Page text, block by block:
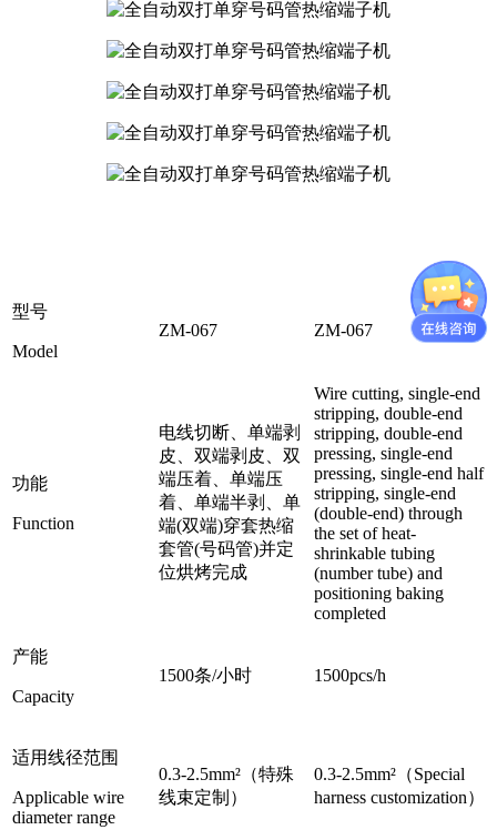
型号
Model
ZM-067 ZM-067
功能
Function
电线切断、单端剥
皮、双端剥皮、双
端压着、单端压
着、单端半剥、单
端(双端)穿套热缩
套管(号码管)并定
位烘烤完成
Wire cutting, single-end
stripping, double-end
stripping, double-end
pressing, single-end
pressing, single-end half
stripping, single-end
(double-end) through
the set of heat-
shrinkable tubing
(number tube) and
positioning baking
completed
产能
Capacity
1500条/小时 1500pcs/h
适用线径范围
Applicable wire
diameter range
0.3-2.5mm²（特殊
线束定制）
0.3-2.5mm²（Special
harness customization）